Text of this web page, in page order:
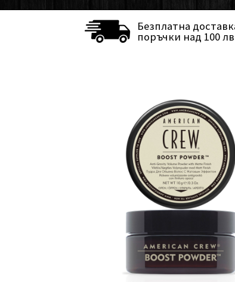
Безплатна
поръчки над 100 лв